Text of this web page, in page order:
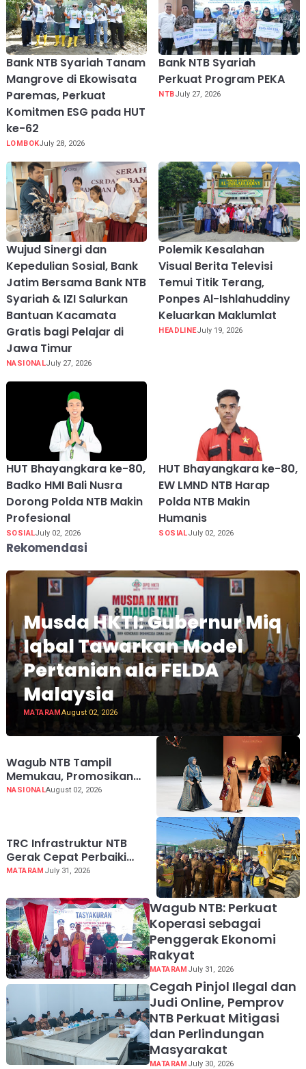
Bank NTB Syariah Tanam
Mangrove di Ekowisata
Paremas, Perkuat
Komitmen ESG pada HUT
ke-62
LOMBOKJuly 28, 2026
Bank NTB Syariah
Perkuat Program PEKA
NTBJuly 27, 2026
Wujud Sinergi dan
Kepedulian Sosial, Bank
Jatim Bersama Bank NTB
Syariah & IZI Salurkan
Bantuan Kacamata
Gratis bagi Pelajar di
Jawa Timur
NASIONALJuly 27, 2026
Polemik Kesalahan
Visual Berita Televisi
Temui Titik Terang,
Ponpes Al-Ishlahuddiny
Keluarkan Maklumlat
HEADLINEJuly 19, 2026
HUT Bhayangkara ke-80,
Badko HMI Bali Nusra
Dorong Polda NTB Makin
Profesional
SOSIALJuly 02, 2026
HUT Bhayangkara ke-80,
EW LMND NTB Harap
Polda NTB Makin
Humanis
SOSIALJuly 02, 2026
Rekomendasi
Musda HKTI: Gubernur Miq
Iqbal Tawarkan Model
Pertanian ala FELDA
Malaysia
MATARAMAugust 02, 2026
Wagub NTB Tampil
Memukau, Promosikan
Tenun Daerah di Indonesia
NASIONALAugust 02, 2026
TRC Infrastruktur NTB
Gerak Cepat Perbaiki
Akses RSUD Sering
MATARAM July 31, 2026
Wagub NTB: Perkuat
Koperasi sebagai
Penggerak Ekonomi
Rakyat
MATARAM July 31, 2026
Cegah Pinjol Ilegal dan
Judi Online, Pemprov
NTB Perkuat Mitigasi
dan Perlindungan
Masyarakat
MATARAM July 30, 2026